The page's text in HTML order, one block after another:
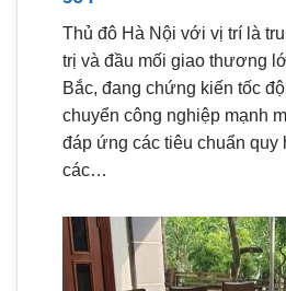
Thủ đô Hà Nội với vị trí là
trị và đầu mối giao thương
Bắc, đang chứng kiến tốc
chuyển công nghiệp mạnh
đáp ứng các tiêu chuẩn quy
các…